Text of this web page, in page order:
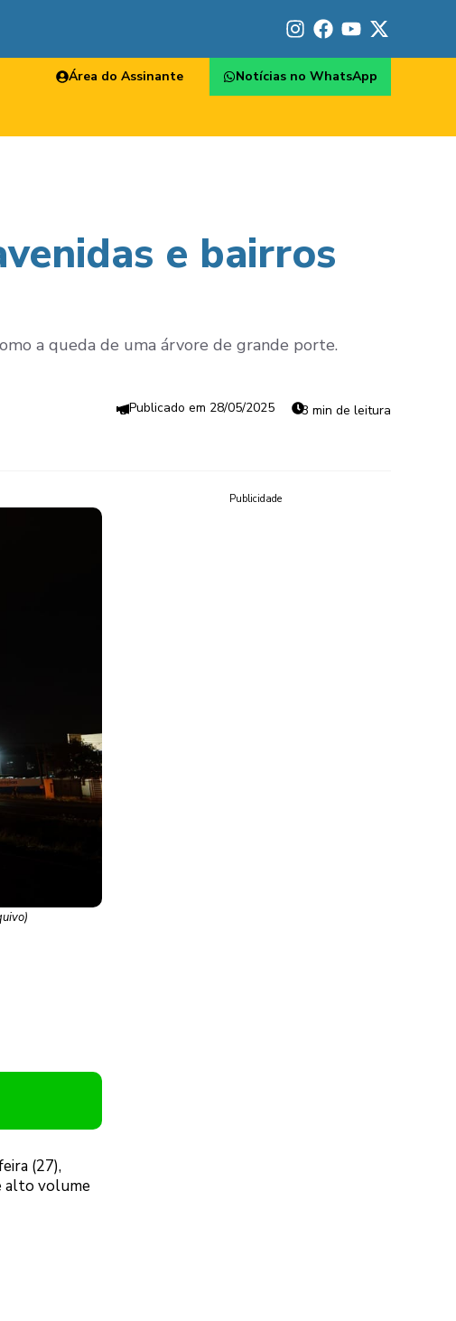
Área do Assinante Notícias no WhatsApp
e bairros
a queda de uma árvore de grande porte.
28/05/2025 3 min de leitura
(27),
alto volume
Publicidade